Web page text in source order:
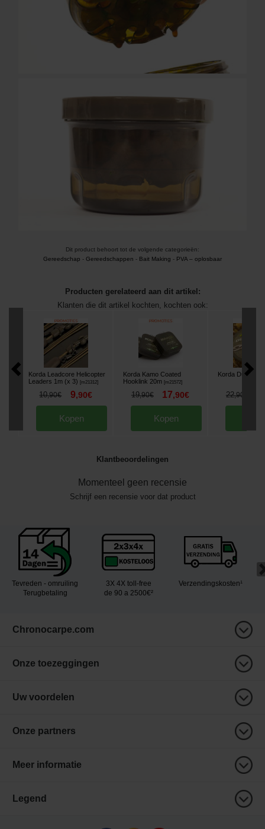
Dit product behoort tot de volgende categorieën:
Gereedschap - Gereedschappen - Bait Making - PVA – oplosbaar
Producten gerelateerd aan dit artikel:
Klanten die dit artikel kochten, kochten ook:
Korda Leadcore Helicopter
Leaders 1m (x 3)
[m21312]
10,90€ 9,90€
Kopen
Korda Kamo Coated
Hooklink 20m [m21572]
19,90€ 17,90€
Kopen
Korda DuraKord
22,90
Klantbeoordelingen
Momenteel geen recensie
Schrijf een recensie voor dat product
Tevreden - omruiling
Terugbetaling
3X 4X toll-free
de 90 a 2500€²
Verzendingskosten¹
Chronocarpe.com
Onze toezeggingen
Uw voordelen
Onze partners
Meer informatie
Legend